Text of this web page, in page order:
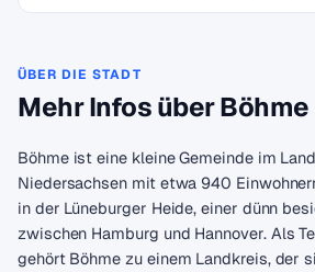
ÜBER DIE STADT
Mehr Infos über Böhme
Böhme ist eine kleine Gemeinde im
Niedersachsen mit etwa 940
in der Lüneburger Heide, einer dünn
zwischen Hamburg und Hannover. Als
gehört Böhme zu einem Landkreis, der